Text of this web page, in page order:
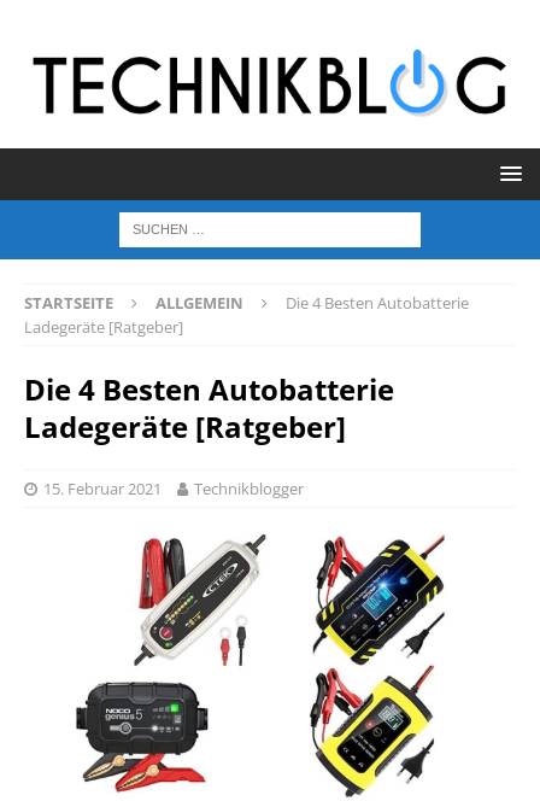
STARTSEITE ALLGEMEIN
Die 4 Besten Autobatterie
Ladegeräte [Ratgeber]
Die 4 Besten Autobatterie
Ladegeräte [Ratgeber]
15. Februar 2021 Technikblogger